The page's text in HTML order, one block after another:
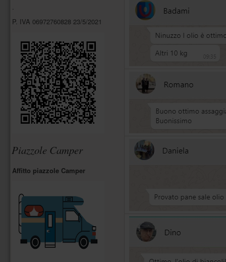
divisa
ogni
sezione
descritta
da
un
titolo
(navigazione
tramite
headings).
sezione
è
ad
(navigazione
tramite
landmarks).
In
testa
ad
ogni
pagina
.
P. IVA 06972760828 23/5/2021
Piazzole Camper
Affitto piazzole Camper